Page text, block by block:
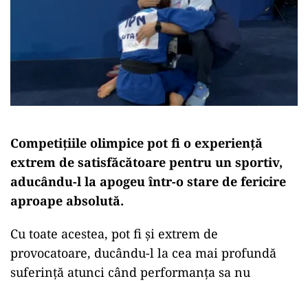
Competițiile olimpice pot fi o experiență
extrem de satisfăcătoare pentru un sportiv,
aducându-l la apogeu într-o stare de fericire
aproape absolută.
Cu toate acestea, pot fi și extrem de
provocatoare, ducându-l la cea mai profundă
suferință atunci când performanța sa nu